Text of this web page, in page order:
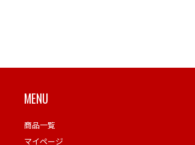
MENU
商品一覧
マイページ